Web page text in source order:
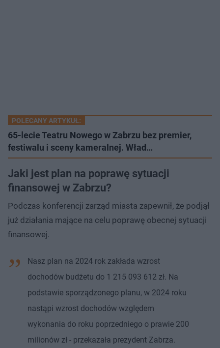
POLECANY ARTYKUŁ:
65-lecie Teatru Nowego w Zabrzu bez premier,
festiwalu i sceny kameralnej. Wład…
Jaki jest plan na poprawę sytuacji
finansowej w Zabrzu?
Podczas konferencji zarząd miasta zapewnił, że podjął
już działania mające na celu poprawę obecnej sytuacji
finansowej.
Nasz plan na 2024 rok zakłada wzrost
dochodów budżetu do 1 215 093 612 zł. Na
podstawie sporządzonego planu, w 2024 roku
nastąpi wzrost dochodów względem
wykonania do roku poprzedniego o prawie 200
milionów zł - przekazała prezydent Zabrza.